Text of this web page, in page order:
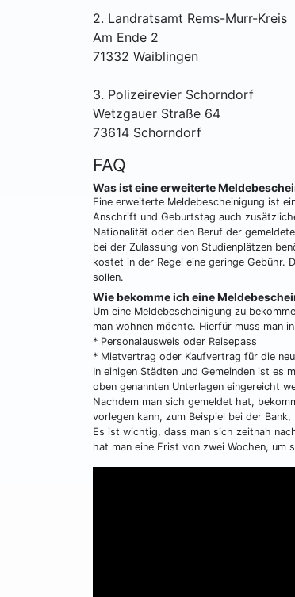
2. Landratsamt Rems-Murr-Kreis
Am Ende 2
71332 Waiblingen
3. Polizeirevier Schorndorf
Wetzgauer Straße 64
73614 Schorndorf
FAQ
Was ist eine erweiterte
Eine erweiterte Meldebescheinigung ist
Anschrift und Geburtstag auch
Nationalität oder den Beruf der
bei der Zulassung von Studienplätzen
kostet in der Regel eine geringe Gebühr.
sollen.
Wie bekomme ich eine
Um eine Meldebescheinigung zu
man wohnen möchte. Hierfür muss man
* Personalausweis oder Reisepass
* Mietvertrag oder Kaufvertrag für die
In einigen Städten und Gemeinden ist es
oben genannten Unterlagen eingereicht
Nachdem man sich gemeldet hat,
vorlegen kann, zum Beispiel bei der
Es ist wichtig, dass man sich zeitnah
hat man eine Frist von zwei Wochen, um